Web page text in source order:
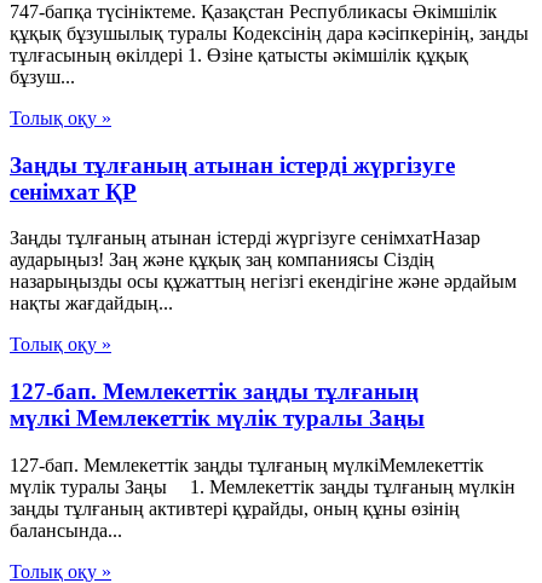
747-бапқа түсініктеме. Қазақстан Республикасы Әкімшілік
құқық бұзушылық туралы Кодексінің дара кәсіпкерінің, заңды
тұлғасының өкілдері 1. Өзіне қатысты әкімшілік құқық
бұзуш...
Толық оқу »
Заңды тұлғаның атынан істерді жүргізуге
сенімхат ҚР
Заңды тұлғаның атынан істерді жүргізуге сенімхатНазар
аударыңыз! Заң және құқық заң компаниясы Сіздің
назарыңызды осы құжаттың негізгі екендігіне және әрдайым
нақты жағдайдың...
Толық оқу »
127-бап. Мемлекеттік заңды тұлғаның
мүлкі Мемлекеттік мүлік туралы Заңы
127-бап. Мемлекеттік заңды тұлғаның мүлкіМемлекеттік
мүлік туралы Заңы 1. Мемлекеттік заңды тұлғаның мүлкін
заңды тұлғаның активтері құрайды, оның құны өзінің
балансында...
Толық оқу »